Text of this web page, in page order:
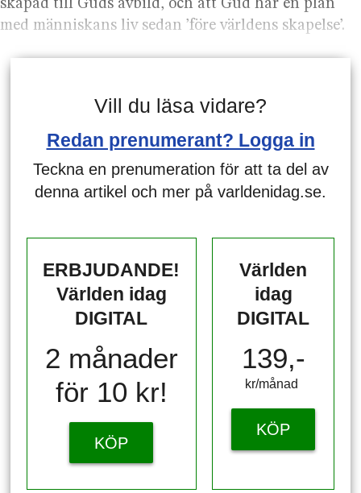
skapad till Guds avbild, och att Gud har en plan
med människans liv sedan ’före världens skapelse’.
Vill du läsa vidare?
Redan prenumerant? Logga in
Teckna en prenumeration för att ta del av
denna artikel och mer på varldenidag.se.
ERBJUDANDE!
Världen idag
DIGITAL
2 månader
för 10 kr!
KÖP
Världen
idag
DIGITAL
139,-
kr/månad ​​​​​​
KÖP